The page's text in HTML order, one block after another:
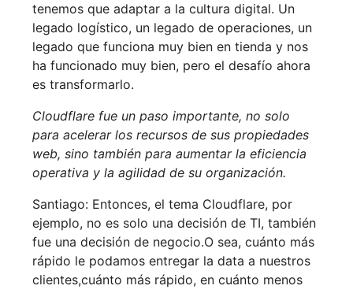
tenemos que adaptar a la cultura digital. Un
legado logístico, un legado de operaciones, un
legado que funciona muy bien en tienda y nos
ha funcionado muy bien, pero el desafío ahora
es transformarlo.
Cloudflare fue un paso importante, no solo
para acelerar los recursos de sus propiedades
web, sino también para aumentar la eficiencia
operativa y la agilidad de su organización.
Santiago: Entonces, el tema Cloudflare, por
ejemplo, no es solo una decisión de TI, también
fue una decisión de negocio.O sea, cuánto más
rápido le podamos entregar la data a nuestros
clientes,cuánto más rápido, en cuánto menos